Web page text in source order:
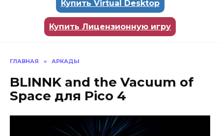
Купить Virtual Desktop
Купить Лицензионную игру
ГЛАВНАЯ » АРКАДЫ
BLINNK and the Vacuum of
Space для Pico 4